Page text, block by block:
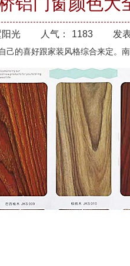
光 人气： 1183 发
己的喜好跟家装风格综合来定。